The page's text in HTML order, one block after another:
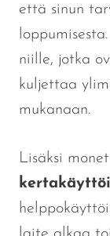
että sinun
loppumisesta.
niille, jotka
kuljettaa
mukanaan.
Lisäksi monet